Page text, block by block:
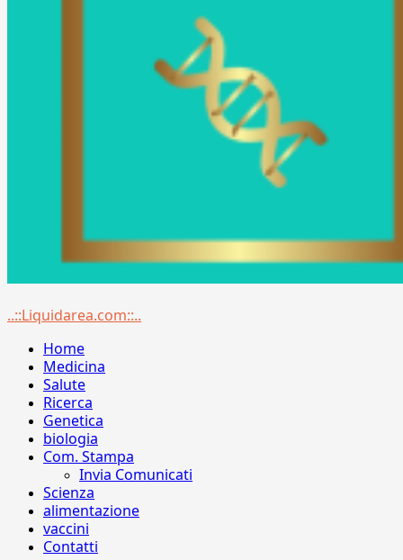
Menu
..::Liquidarea.com::..
Home
Medicina
Salute
Ricerca
Genetica
biologia
Com. Stampa
Invia Comunicati
Scienza
alimentazione
vaccini
Contatti